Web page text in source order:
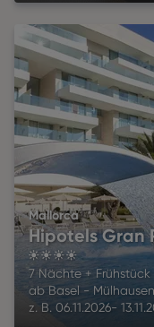
Mallorca
Hipotels Gran
4
7 Nächte + Frühstück
ab Basel - Mülhausen
z. B. 06.11.2026-